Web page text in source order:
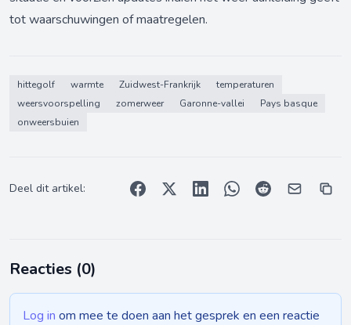
tot waarschuwingen of maatregelen.
hittegolf warmte Zuidwest-Frankrijk
temperaturen
weersvoorspelling
zomerweer Garonne-vallei
Pays basque
onweersbuien
Deel dit artikel:
Reacties (0)
Log in om mee te doen aan het gesprek en een reactie